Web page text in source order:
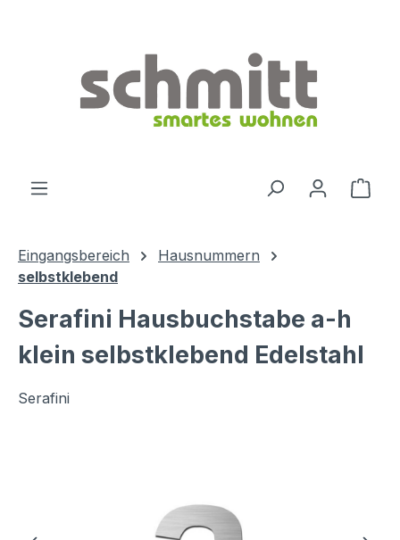
Eingangsbereich
Hausnummern
selbstklebend
Serafini Hausbuchstabe a-h
klein selbstklebend Edelstahl
Serafini